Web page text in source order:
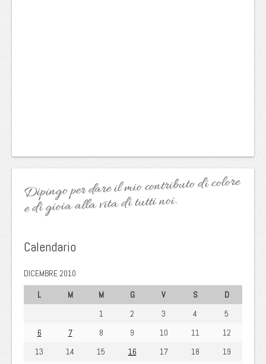
Dipingo per dare il mio contributo di colore
e di gioia alla vita di tutti noi.
Calendario
DICEMBRE 2010
L
M M G V S
D
1
2 3 4
5
6
7 8 9 10 11
12
13
14 15 16 17 18
19